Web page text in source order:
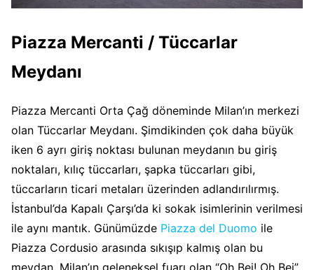
Piazza Mercanti / Tüccarlar
Meydanı
Piazza Mercanti Orta Çağ döneminde Milan’ın merkezi
olan Tüccarlar Meydanı. Şimdikinden çok daha büyük
iken 6 ayrı giriş noktası bulunan meydanın bu giriş
noktaları, kılıç tüccarları, şapka tüccarları gibi,
tüccarların ticari metaları üzerinden adlandırılırmış.
İstanbul’da Kapalı Çarşı’da ki sokak isimlerinin verilmesi
ile aynı mantık. Günümüzde Piazza del Duomo ile
Piazza Cordusio arasında sıkışıp kalmış olan bu